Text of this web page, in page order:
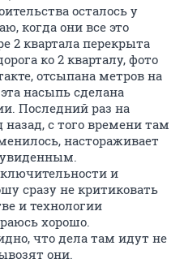
осталось у
когда они все это
2 квартала перекрыта
ко 2 кварталу, фото
отсыпана метров на
насыпь сделана
Последний раз на
с того времени там
настораживает
увиденным.
и
сразу не критиковать
и технологии
хорошо.
что дела там идут не
они.